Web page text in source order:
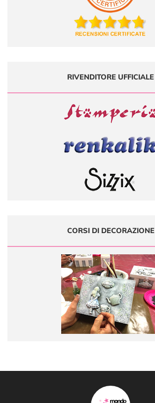
RIVENDITORE UFFICIALE
CORSI DI DECORAZIONE